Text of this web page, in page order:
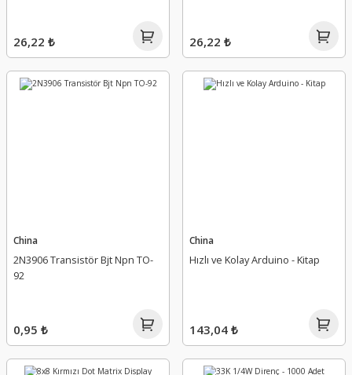
26,22 ₺ 26,22 ₺
China
2N3906 Transistör Bjt Npn TO-
92
0,95 ₺
China
Hızlı ve Kolay Arduino - Kitap
143,04 ₺